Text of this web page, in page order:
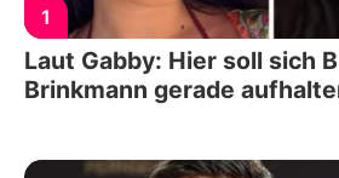
1
Laut Gabby: Hier soll sich
Brinkmann gerade